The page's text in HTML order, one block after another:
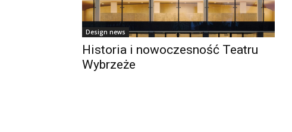
Design news
Historia i nowoczesność Teatru
Wybrzeże